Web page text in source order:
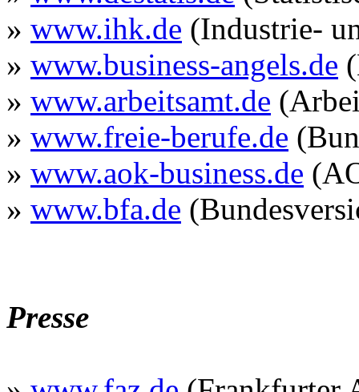
» www.ihk.de (Industrie-
» www.business-angels.de
» www.arbeitsamt.de
» www.freie-berufe.de
» www.aok-business.de
» www.bfa.de
Presse